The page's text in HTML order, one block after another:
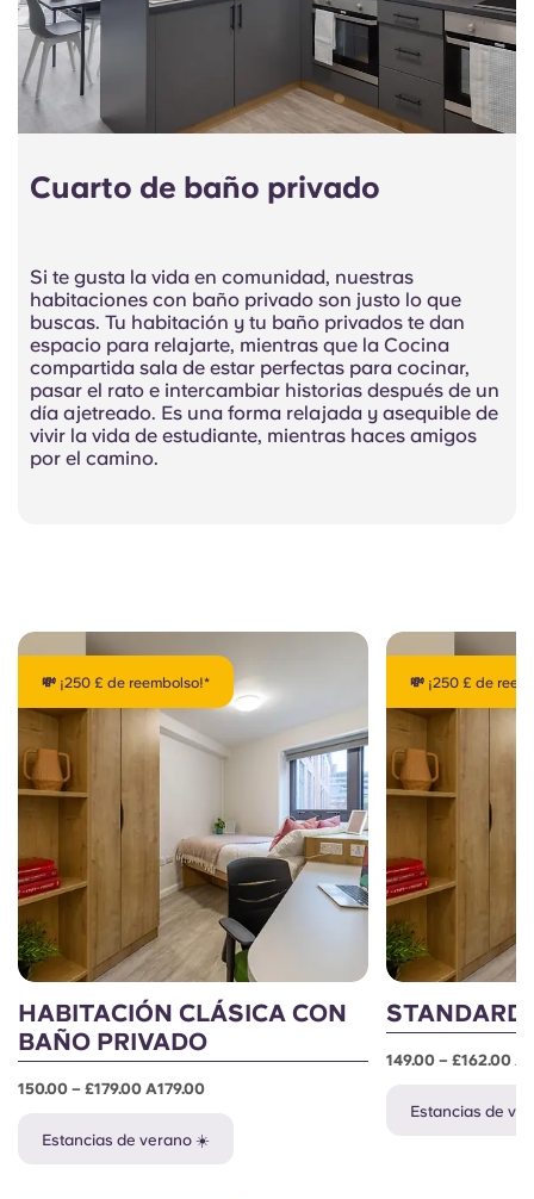
Cuarto de baño privado
Si te gusta la vida en comunidad, nuestras
habitaciones con baño privado son justo lo que
buscas. Tu habitación y tu baño privados te dan
espacio para relajarte, mientras que la Cocina
compartida sala de estar perfectas para cocinar,
pasar el rato e intercambiar historias después de un
día ajetreado. Es una forma relajada y asequible de
vivir la vida de estudiante, mientras haces amigos
por el camino.
💸 ¡250 £ de reembolso!*
HABITACIÓN CLÁSICA CON
BAÑO PRIVADO
150.00 – £179.00 A179.00
Estancias de verano ☀️
💸 ¡250 £ de
STANDARD
149.00 – £162.00
Estancias de